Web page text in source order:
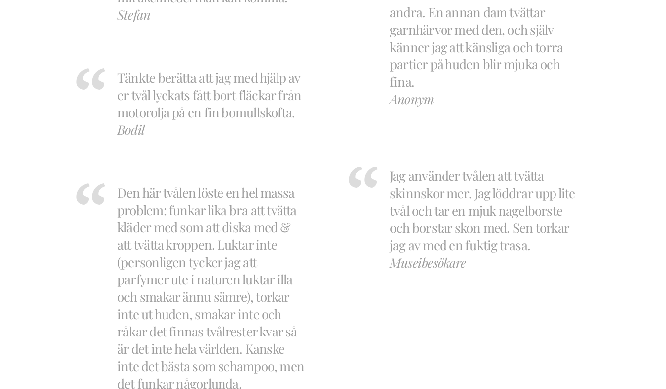
Stefan
Tänkte berätta att jag med hjälp av
er tvål lyckats fått bort fläckar från
motorolja på en fin bomullskofta.
Bodil
Den här tvålen löste en hel massa
problem: funkar lika bra att tvätta
kläder med som att diska med &
att tvätta kroppen. Luktar inte
(personligen tycker jag att
parfymer ute i naturen luktar illa
och smakar ännu sämre), torkar
inte ut huden, smakar inte och
råkar det finnas tvålrester kvar så
är det inte hela världen. Kanske
inte det bästa som schampoo, men
det funkar någorlunda.
andra. En annan dam tvättar
garnhärvor med den, och själv
känner jag att känsliga och torra
partier på huden blir mjuka och
fina.
Anonym
Jag använder tvålen att tvätta
skinnskor mer. Jag löddrar upp lite
tvål och tar en mjuk nagelborste
och borstar skon med. Sen torkar
jag av med en fuktig trasa.
Museibesökare